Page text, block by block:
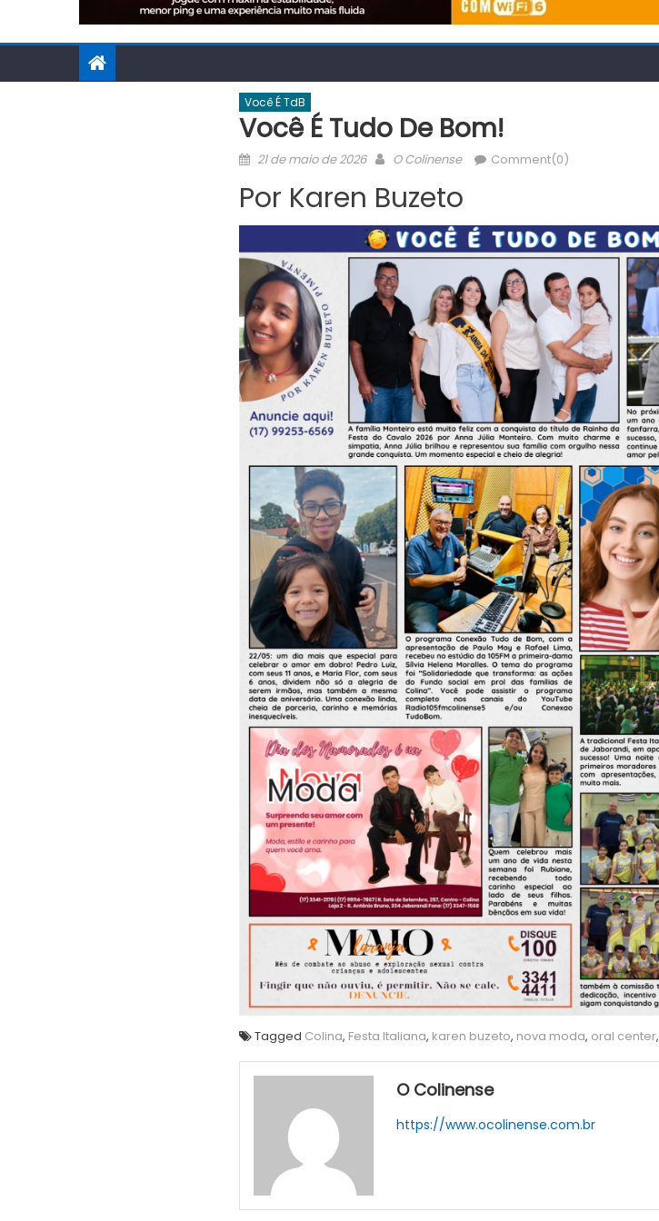
Você É TdB
Você É Tudo De Bom!
Posted
21 de maio de 2026 Author
O Colinense Comment(0)
Por Karen Buzeto
Tagged Colina, Festa Italiana, karen buzeto, nova moda, oral center,
O Colinense
https://www.ocolinense.com.br